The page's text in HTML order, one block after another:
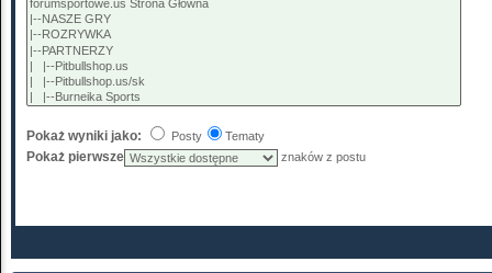
Pokaż wyniki jako: Posty Tematy
Pokaż pierwsze znaków z postu